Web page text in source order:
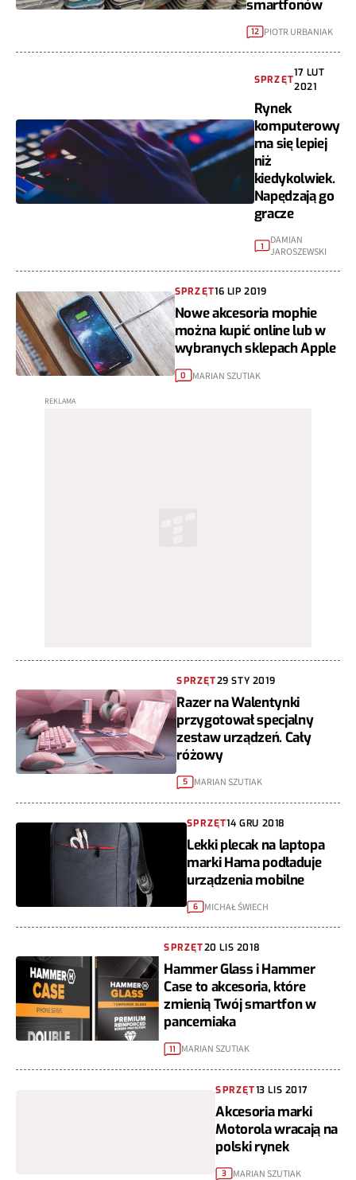
smartfonów
12 PIOTR URBANIAK
SPRZĘT
17 LUT
2021
Rynek
komputerowy
ma się lepiej
niż
kiedykolwiek.
Napędzają go
gracze
1
DAMIAN
JAROSZEWSKI
SPRZĘT16 LIP 2019
Nowe akcesoria mophie
można kupić online lub w
wybranych sklepach Apple
0 MARIAN SZUTIAK
SPRZĘT29 STY 2019
Razer na Walentynki
przygotował specjalny
zestaw urządzeń. Cały
różowy
5 MARIAN SZUTIAK
SPRZĘT14 GRU 2018
Lekki plecak na laptopa
marki Hama podładuje
urządzenia mobilne
6 MICHAŁ ŚWIECH
SPRZĘT20 LIS 2018
Hammer Glass i Hammer
Case to akcesoria, które
zmienią Twój smartfon w
pancerniaka
11 MARIAN SZUTIAK
SPRZĘT13 LIS 2017
Akcesoria marki
Motorola wracają na
polski rynek
3 MARIAN SZUTIAK